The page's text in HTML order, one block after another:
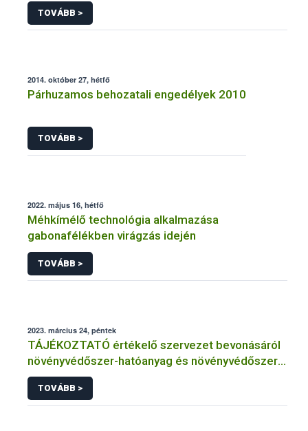
TOVÁBB >
2014. október 27, hétfő
Párhuzamos behozatali engedélyek 2010
TOVÁBB >
2022. május 16, hétfő
Méhkímélő technológia alkalmazása
gabonafélékben virágzás idején
TOVÁBB >
2023. március 24, péntek
TÁJÉKOZTATÓ értékelő szervezet bevonásáról
növényvédőszer-hatóanyag és növényvédőszer
engedélyezésére, továbbá a meglévő engedély
meghosszabbítására vagy módosítására irányuló
eljárásba
TOVÁBB >